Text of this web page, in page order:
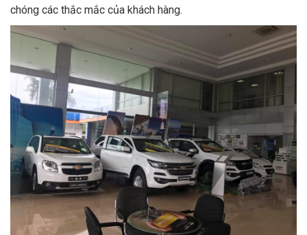
chóng các thắc mắc của khách hàng.